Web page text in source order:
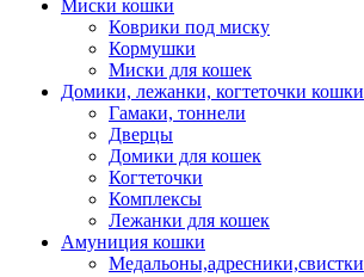
Миски кошки
Коврики под миску
Кормушки
Миски для кошек
Домики, лежанки, когтеточки кошки
Гамаки, тоннели
Дверцы
Домики для кошек
Когтеточки
Комплексы
Лежанки для кошек
Амуниция кошки
Медальоны,адресники,свистки